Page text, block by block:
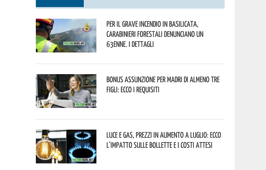
Per il grave incendio in Basilicata,
Carabinieri forestali denunciano un
63enne. I dettagli
Bonus assunzione per madri di almeno tre
figli: ecco i requisiti
Luce e gas, prezzi in aumento a luglio: ecco
l’impatto sulle bollette e i costi attesi